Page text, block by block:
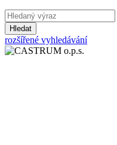
Hledat
rozšířené vyhledávání